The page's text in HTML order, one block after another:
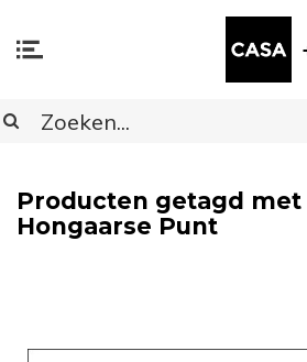
Producten getagd met
Hongaarse Punt